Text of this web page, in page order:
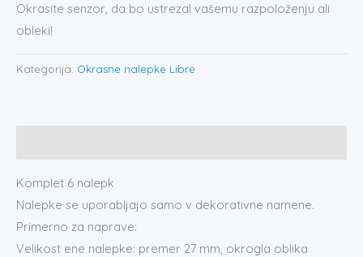
Okrasite senzor, da bo ustrezal vašemu razpoloženju ali
obleki!
Kategorija: Okrasne nalepke Libre
Komplet 6 nalepk
Nalepke se uporabljajo samo v dekorativne namene.
Primerno za naprave:
Velikost ene nalepke: premer 27 mm, okrogla oblika